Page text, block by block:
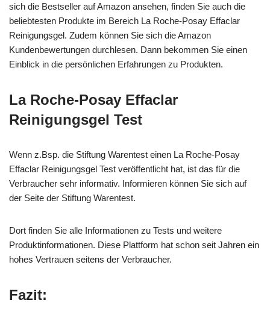
sich die Bestseller auf Amazon ansehen, finden Sie auch die
beliebtesten Produkte im Bereich La Roche-Posay Effaclar
Reinigungsgel. Zudem können Sie sich die Amazon
Kundenbewertungen durchlesen. Dann bekommen Sie einen
Einblick in die persönlichen Erfahrungen zu Produkten.
La Roche-Posay Effaclar
Reinigungsgel Test
Wenn z.Bsp. die Stiftung Warentest einen La Roche-Posay
Effaclar Reinigungsgel Test veröffentlicht hat, ist das für die
Verbraucher sehr informativ. Informieren können Sie sich auf
der Seite der Stiftung Warentest.
Dort finden Sie alle Informationen zu Tests und weitere
Produktinformationen. Diese Plattform hat schon seit Jahren ein
hohes Vertrauen seitens der Verbraucher.
Fazit: